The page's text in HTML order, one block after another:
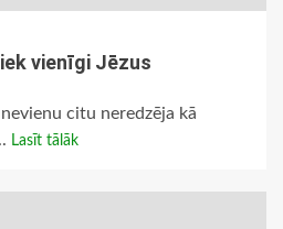
vienīgi Jēzus
citu neredzēja kā
Lasīt tālāk